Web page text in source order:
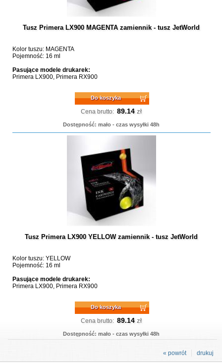
Tusz Primera LX900 MAGENTA zamiennik - tusz JetWorld
Kolor tuszu: MAGENTA
Pojemność: 16 ml
Pasujące modele drukarek:
Primera LX900, Primera RX900
Do koszyka
Cena brutto: 89.14 zł
Dostępność: mało - czas wysyłki 48h
Tusz Primera LX900 YELLOW zamiennik - tusz JetWorld
Kolor tuszu: YELLOW
Pojemność: 16 ml
Pasujące modele drukarek:
Primera LX900, Primera RX900
Do koszyka
Cena brutto: 89.14 zł
Dostępność: mało - czas wysyłki 48h
drukuj
« powrót